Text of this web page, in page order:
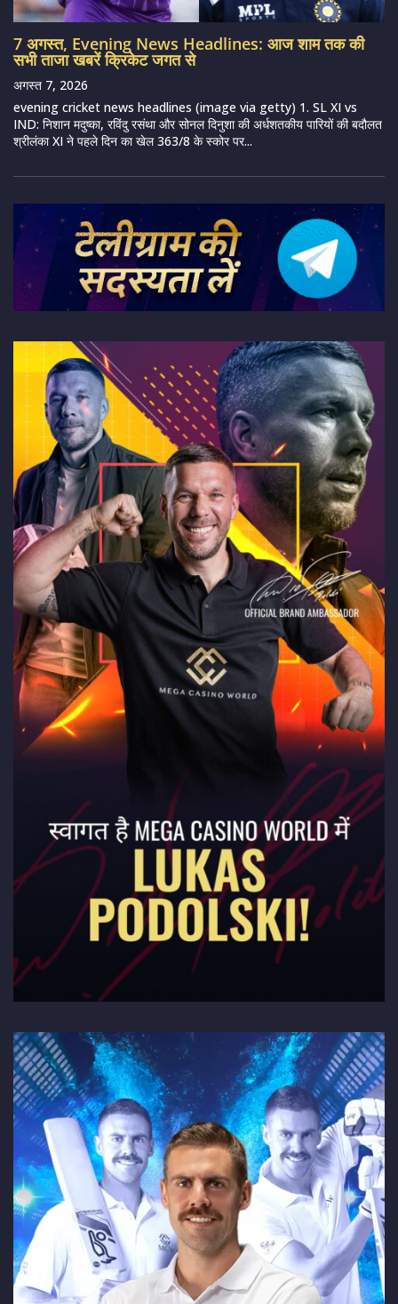
7 अगस्त, Evening News Headlines: आज शाम तक की
सभी ताजा खबरें क्रिकेट जगत से
अगस्त 7, 2026
evening cricket news headlines (image via getty) 1. SL XI vs
IND: निशान मदुष्का, रविंदु रसंथा और सोनल दिनुशा की अर्धशतकीय पारियों की बदौलत
श्रीलंका XI ने पहले दिन का खेल 363/8 के स्कोर पर...